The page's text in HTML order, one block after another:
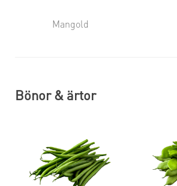
Mangold
Bönor & ärtor